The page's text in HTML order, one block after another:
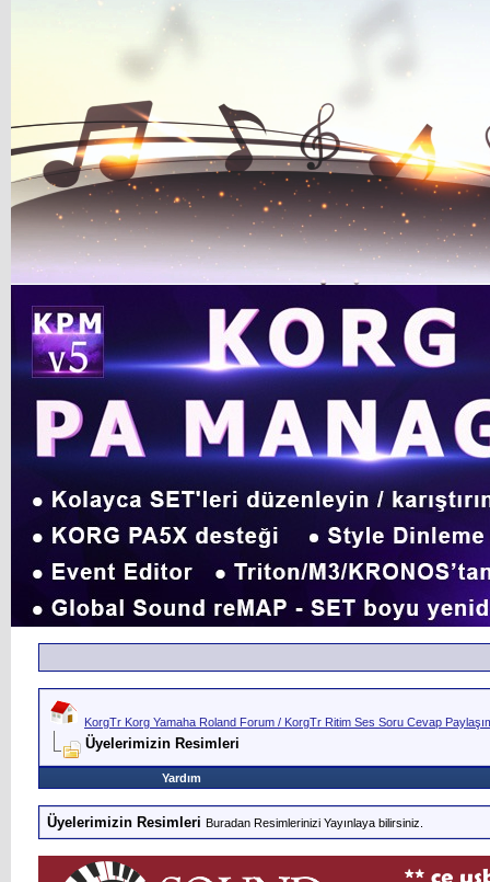
KorgTr Korg Yamaha Roland Forum / KorgTr Ritim Ses Soru Cevap
Üyelerimizin Resimleri
Yardım
Üyelerimizin Resimleri Buradan Resimlerinizi Yayınlaya bilirsiniz.